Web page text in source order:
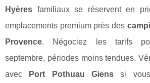
Hyères familiaux se réservent en
emplacements premium près des
Provence. Négociez les tarifs
septembre, périodes moins tendues.
avec
Port Pothuau Giens si